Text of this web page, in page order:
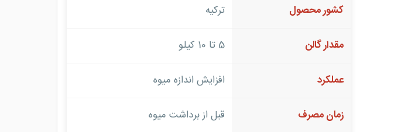
کشور محصول ترکیه
مقدار گالن 5 تا 10 کیلو
عملکرد افزایش اندازه میوه
زمان مصرف قبل از برداشت میوه